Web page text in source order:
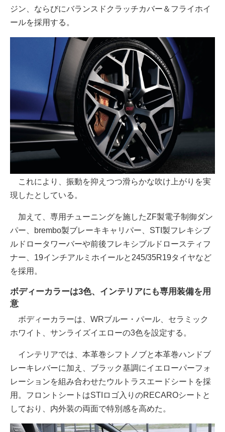
ジン、ならびにバランスドクラッチカバー＆フライホイ
ールを採用する。
これにより、振動を抑えつつ滑らかな吹け上がりを実
現したとしている。
加えて、専用チューニングを施したZF製電子制御ダン
パー、brembo製ブレーキキャリパー、STI製フレキシブ
ルドロータワーバーや前後フレキシブルドロースティフ
ナー、19インチアルミホイールと245/35R19タイヤなど
を採用。
ボディーカラーは3色、インテリアにも専用装備を用
意
ボディーカラーは、WRブルー・パール、セラミック
ホワイト、サンライズイエローの3色を設定する。
インテリアでは、本革巻シフトノブと本革巻ハンドブ
レーキレバーに加え、ブラック基調にイエローパーフォ
レーションを組み合わせたウルトラスエードシートを採
用。フロントシートはSTIロゴ入りのRECAROシートと
しており、内外装の両面で特別感を高めた。